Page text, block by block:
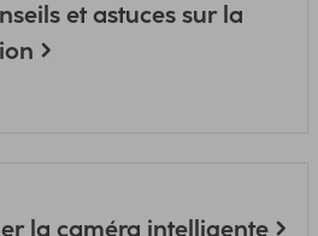
et astuces sur la
la caméra intelligente